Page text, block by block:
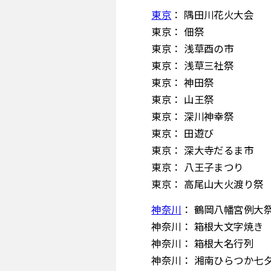
東京 ： 隅田川花火大会
東京： 佃祭
東京： 浅草酉の市
東京： 浅草三社祭
東京： 神田祭
東京： 山王祭
東京： 深川神幸祭
東京： 田遊び
東京： 深大寺だるま市
東京： 八王子まつり
東京： 高尾山大火渡り祭
神奈川 ： 鶴岡八幡宮例大
神奈川： 箱根大文字焼き
神奈川： 箱根大名行列
神奈川： 湘南ひらつか七